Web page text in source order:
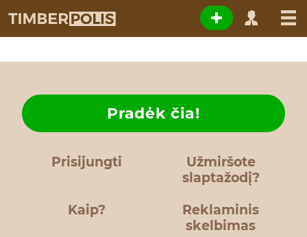
Prisijungti
Užmiršote
slaptažodį?
Kaip?
Pradėk čia!
Reklaminis
skelbimas